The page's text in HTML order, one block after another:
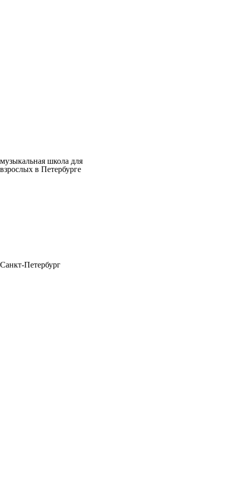
музыкальная школа для
взрослых в Петербурге
Санкт-Петербург